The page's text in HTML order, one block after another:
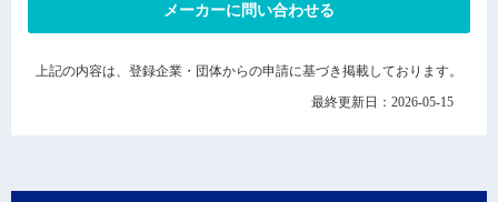
メーカーに問い合わせる
上記の内容は、登録企業・団体からの申請に基づき掲載しております。
最終更新日：2026-05-15